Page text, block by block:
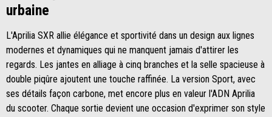
urbaine
L'Aprilia SXR allie élégance et sportivité dans un design aux lignes
modernes et dynamiques qui ne manquent jamais d'attirer les
regards. Les jantes en alliage à cinq branches et la selle spacieuse à
double piqûre ajoutent une touche raffinée. La version Sport, avec
ses détails façon carbone, met encore plus en valeur l'ADN Aprilia
du scooter. Chaque sortie devient une occasion d'exprimer son style